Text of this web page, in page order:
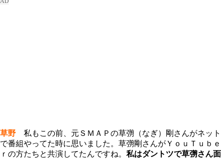
草野 私もこの前、元ＳＭＡＰの草彅（なぎ）剛さんがネット
で番組やってた時に思いました。草彅剛さんがＹｏｕＴｕｂｅ
ｒの方たちと共演してたんですね。 私はダントツで草彅さん面